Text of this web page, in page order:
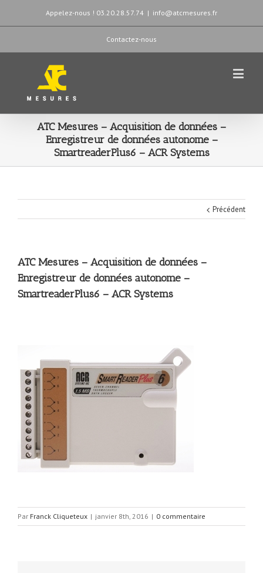
Appelez-nous ! 03.20.28.57.74 | info@atcmesures.fr
Contactez-nous
ATC Mesures – Acquisition de données –
Enregistreur de données autonome –
SmartreaderPlus6 – ACR Systems
Précédent
ATC Mesures – Acquisition de données –
Enregistreur de données autonome –
SmartreaderPlus6 – ACR Systems
Par Franck Cliqueteux | janvier 8th, 2016 | 0 commentaire